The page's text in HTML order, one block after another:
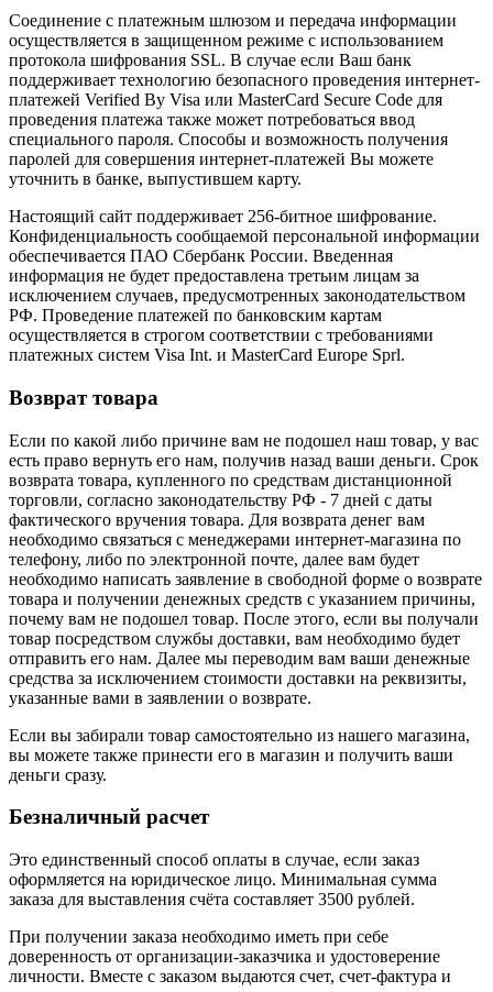
Соединение с платежным шлюзом и передача информации
осуществляется в защищенном режиме с использованием
протокола шифрования SSL. В случае если Ваш банк
поддерживает технологию безопасного проведения интернет-
платежей Verified By Visa или MasterCard Secure Code для
проведения платежа также может потребоваться ввод
специального пароля. Способы и возможность получения
паролей для совершения интернет-платежей Вы можете
уточнить в банке, выпустившем карту.
Настоящий сайт поддерживает 256-битное шифрование.
Конфиденциальность сообщаемой персональной информации
обеспечивается ПАО Сбербанк России. Введенная
информация не будет предоставлена третьим лицам за
исключением случаев, предусмотренных законодательством
РФ. Проведение платежей по банковским картам
осуществляется в строгом соответствии с требованиями
платежных систем Visa Int. и MasterCard Europe Sprl.
Возврат товара
Если по какой либо причине вам не подошел наш товар, у вас
есть право вернуть его нам, получив назад ваши деньги. Срок
возврата товара, купленного по средствам дистанционной
торговли, согласно законодательству РФ - 7 дней с даты
фактического вручения товара. Для возврата денег вам
необходимо связаться с менеджерами интернет-магазина по
телефону, либо по электронной почте, далее вам будет
необходимо написать заявление в свободной форме о возврате
товара и получении денежных средств с указанием причины,
почему вам не подошел товар. После этого, если вы получали
товар посредством службы доставки, вам необходимо будет
отправить его нам. Далее мы переводим вам ваши денежные
средства за исключением стоимости доставки на реквизиты,
указанные вами в заявлении о возврате.
Если вы забирали товар самостоятельно из нашего магазина,
вы можете также принести его в магазин и получить ваши
деньги сразу.
Безналичный расчет
Это единственный способ оплаты в случае, если заказ
оформляется на юридическое лицо. Минимальная сумма
заказа для выставления счёта составляет 3500 рублей.
При получении заказа необходимо иметь при себе
доверенность от организации-заказчика и удостоверение
личности. Вместе с заказом выдаются счет, счет-фактура и